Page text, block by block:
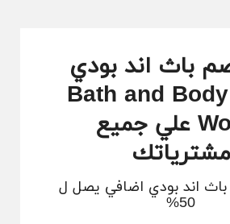
باث اند بودي
اضافي Bath and Body
Works علي جميع
مشترياتك
اند بودي اضافي يصل ل
50%